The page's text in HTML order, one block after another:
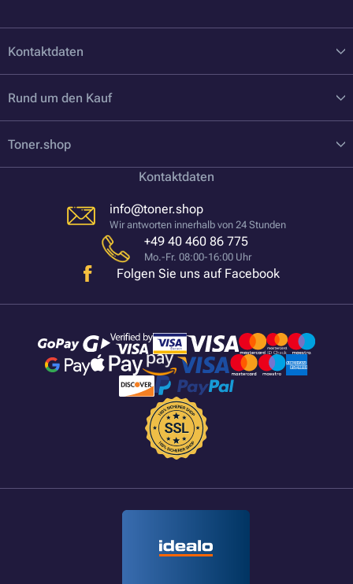
Kontaktdaten
Rund um den Kauf
Toner.shop
Kontaktdaten
info@toner.shop
Wir antworten innerhalb von 24 Stunden
+49 40 460 86 775
Mo.-Fr. 08:00-16:00 Uhr
Folgen Sie uns auf Facebook